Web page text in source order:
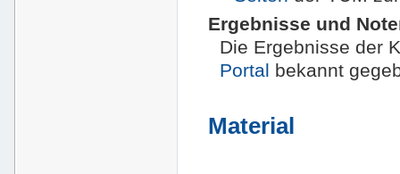
Ergebnisse und
Die Ergebnisse der
Portal bekannt
Material